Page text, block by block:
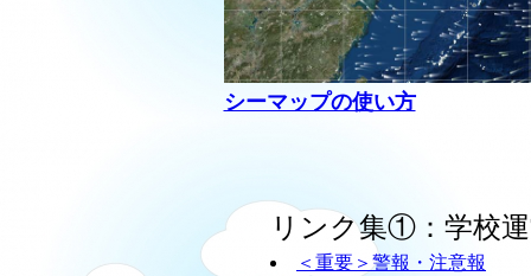
シーマップの使い方
リンク集①：学校
＜重要＞警報・注意報